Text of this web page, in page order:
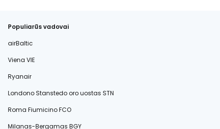
Populiarūs vadovai
airBaltic
Viena VIE
Ryanair
Londono Stanstedo oro uostas STN
Roma Fiumicino FCO
Milanas-Bergamas BGY